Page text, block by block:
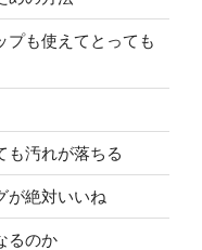
プも使えてとっても
も汚れが落ちる
が絶対いいね
るのか